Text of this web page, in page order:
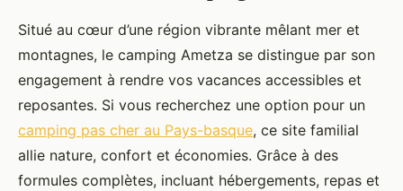
Situé au cœur d’une région vibrante mêlant mer et
montagnes, le camping Ametza se distingue par son
engagement à rendre vos vacances accessibles et
reposantes. Si vous recherchez une option pour un
camping pas cher au Pays-basque, ce site familial
allie nature, confort et économies. Grâce à des
formules complètes, incluant hébergements, repas et